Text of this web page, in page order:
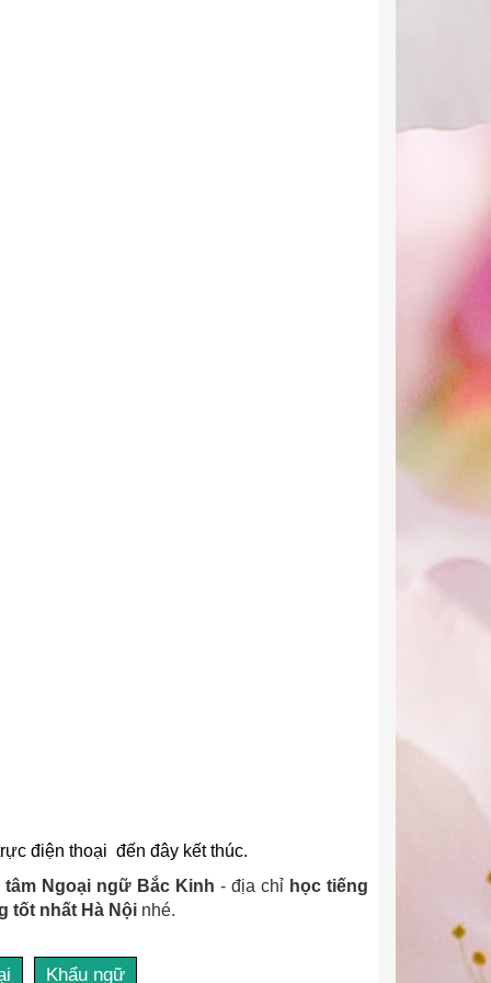
điện thoại đến đây kết thúc.
tâm Ngoại ngữ Bắc Kinh - địa chỉ học tiếng
tốt nhất Hà Nộinhé.
Khẩu ngữ